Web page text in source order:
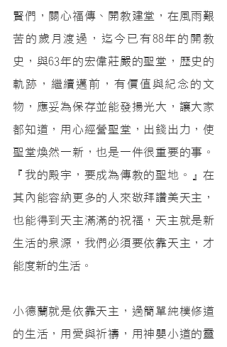
賢們，關心福傳、開教建堂，在風雨艱
苦的歲月渡過，迄今已有88年的開教
史，與63年的宏偉莊嚴的聖堂，歷史的
軌跡，繼續邁前，有價值與紀念的文
物，應妥為保存並能發揚光大，讓大家
都知道，用心經營聖堂，出錢出力，使
聖堂煥然一新，也是一件很重要的事。
『我的殿宇，要成為傳教的聖地。』在
其內能容納更多的人來敬拜讚美天主，
也能得到天主滿滿的祝福，天主就是新
生活的泉源，我們必須要依靠天主，才
能度新的生活。
小德蘭就是依靠天主，過簡單純樸修道
的生活，用愛與祈禱，用神嬰小道的靈